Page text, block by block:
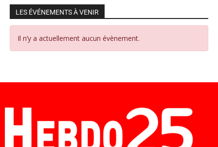
LES ÉVÉNEMENTS À VENIR
Il n’y a actuellement aucun évènement.